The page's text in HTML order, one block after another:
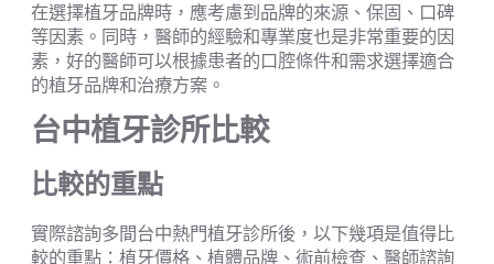
在選擇植牙品牌時，應考慮到品牌的來源、保固、口碑
等因素。同時，醫師的經驗和專業度也是非常重要的因
素，好的醫師可以根據患者的口腔條件和需求選擇適合
的植牙品牌和治療方案。
台中植牙診所比較
比較的重點
實際諮詢多間台中熱門植牙診所後，以下幾項是值得比
較的重點：植牙價格、植體品牌、術前檢查、醫師諮詢